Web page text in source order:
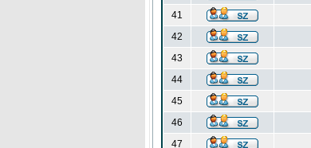
41
42
43
44
45
46
47